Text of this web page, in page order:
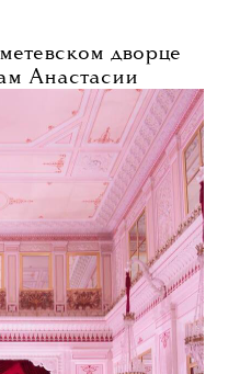
дворце
Анастасии
принадлежала
коллекция
и именно
к фигуре